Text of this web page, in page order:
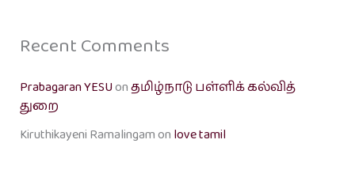
Recent Comments
Prabagaran YESUonதமிழ்நாடு பள்ளிக் கல்வித்
துறை
Kiruthikayeni Ramalingamon love tamil